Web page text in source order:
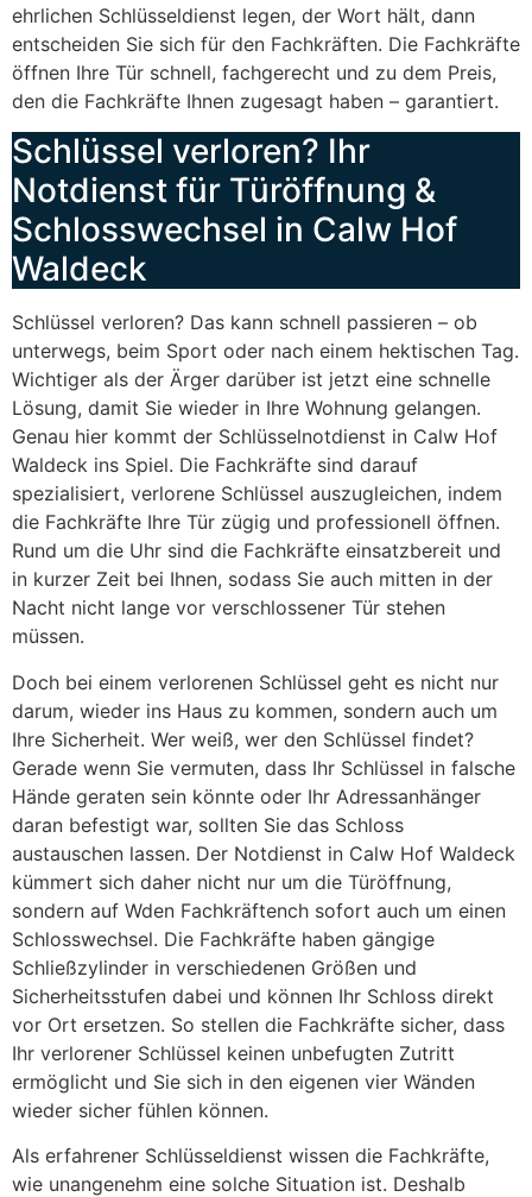
ehrlichen Schlüsseldienst legen, der Wort hält, dann
entscheiden Sie sich für den Fachkräften. Die Fachkräfte
öffnen Ihre Tür schnell, fachgerecht und zu dem Preis,
den die Fachkräfte Ihnen zugesagt haben – garantiert.
Schlüssel verloren? Ihr
Notdienst für Türöffnung &
Schlosswechsel in Calw Hof
Waldeck
Schlüssel verloren? Das kann schnell passieren – ob
unterwegs, beim Sport oder nach einem hektischen Tag.
Wichtiger als der Ärger darüber ist jetzt eine schnelle
Lösung, damit Sie wieder in Ihre Wohnung gelangen.
Genau hier kommt der Schlüsselnotdienst in Calw Hof
Waldeck ins Spiel. Die Fachkräfte sind darauf
spezialisiert, verlorene Schlüssel auszugleichen, indem
die Fachkräfte Ihre Tür zügig und professionell öffnen.
Rund um die Uhr sind die Fachkräfte einsatzbereit und
in kurzer Zeit bei Ihnen, sodass Sie auch mitten in der
Nacht nicht lange vor verschlossener Tür stehen
müssen.
Doch bei einem verlorenen Schlüssel geht es nicht nur
darum, wieder ins Haus zu kommen, sondern auch um
Ihre Sicherheit. Wer weiß, wer den Schlüssel findet?
Gerade wenn Sie vermuten, dass Ihr Schlüssel in falsche
Hände geraten sein könnte oder Ihr Adressanhänger
daran befestigt war, sollten Sie das Schloss
austauschen lassen. Der Notdienst in Calw Hof Waldeck
kümmert sich daher nicht nur um die Türöffnung,
sondern auf Wden Fachkräftench sofort auch um einen
Schlosswechsel. Die Fachkräfte haben gängige
Schließzylinder in verschiedenen Größen und
Sicherheitsstufen dabei und können Ihr Schloss direkt
vor Ort ersetzen. So stellen die Fachkräfte sicher, dass
Ihr verlorener Schlüssel keinen unbefugten Zutritt
ermöglicht und Sie sich in den eigenen vier Wänden
wieder sicher fühlen können.
Als erfahrener Schlüsseldienst wissen die Fachkräfte,
wie unangenehm eine solche Situation ist. Deshalb